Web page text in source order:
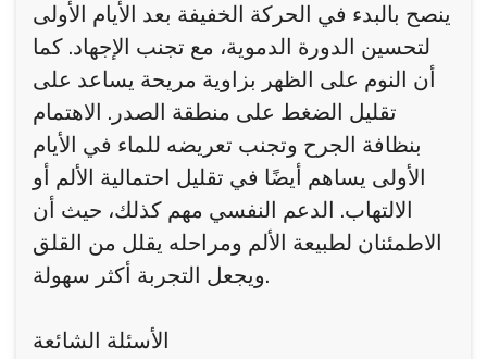
ينصح بالبدء في الحركة الخفيفة بعد الأيام الأولى
لتحسين الدورة الدموية، مع تجنب الإجهاد. كما
أن النوم على الظهر بزاوية مريحة يساعد على
تقليل الضغط على منطقة الصدر. الاهتمام
بنظافة الجرح وتجنب تعريضه للماء في الأيام
الأولى يساهم أيضًا في تقليل احتمالية الألم أو
الالتهاب. الدعم النفسي مهم كذلك، حيث أن
الاطمئنان لطبيعة الألم ومراحله يقلل من القلق
ويجعل التجربة أكثر سهولة.
الأسئلة الشائعة